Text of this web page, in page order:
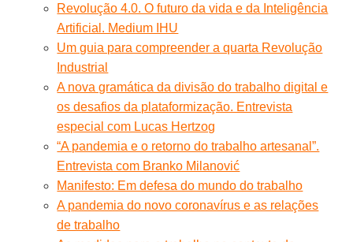
Revolução 4.0. O futuro da vida e da Inteligência
Artificial. Medium IHU
Um guia para compreender a quarta Revolução
Industrial
A nova gramática da divisão do trabalho digital e
os desafios da plataformização. Entrevista
especial com Lucas Hertzog
“A pandemia e o retorno do trabalho artesanal”.
Entrevista com Branko Milanović
Manifesto: Em defesa do mundo do trabalho
A pandemia do novo coronavírus e as relações
de trabalho